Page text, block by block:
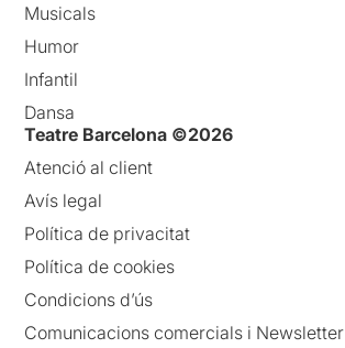
Musicals
Humor
Infantil
Dansa
Teatre Barcelona ©2026
Atenció al client
Avís legal
Política de privacitat
Política de cookies
Condicions d’ús
Comunicacions comercials i Newsletter